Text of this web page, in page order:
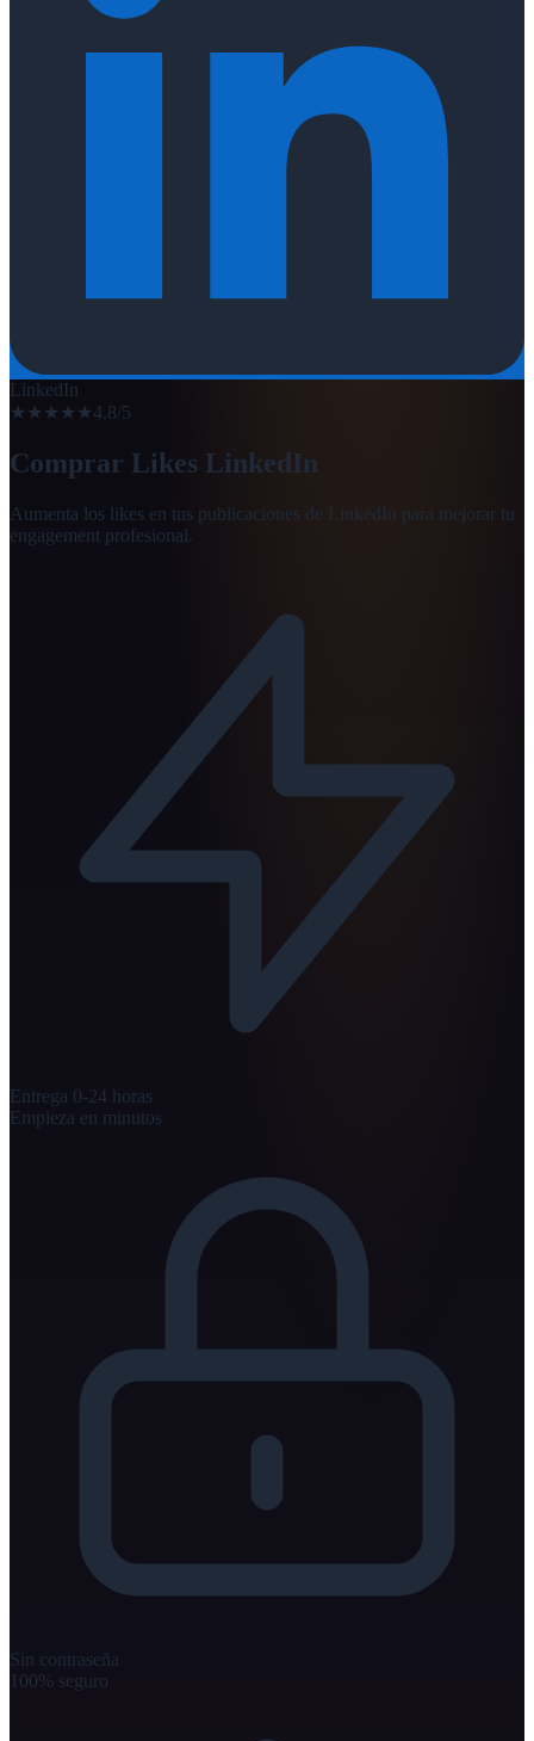
LinkedIn
★★★★★4.8/5
Comprar Likes LinkedIn
Aumenta los likes en tus publicaciones de LinkedIn para mejorar tu
engagement profesional.
Entrega 0-24 horas
Empieza en minutos
Sin contraseña
100% seguro